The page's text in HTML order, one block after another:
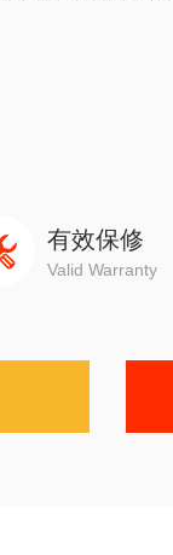
有效保修
Valid Warranty